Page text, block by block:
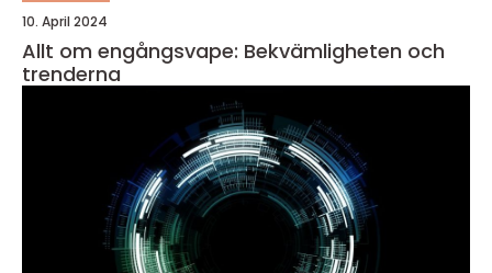
10. April 2024
Allt om engångsvape: Bekvämligheten och
trenderna